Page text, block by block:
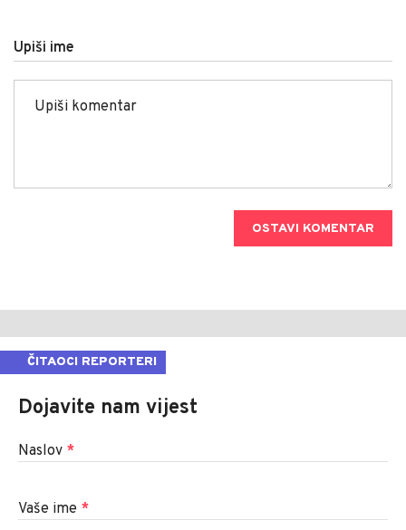
Upiši ime
OSTAVI KOMENTAR
ČITAOCI REPORTERI
Dojavite nam vijest
Naslov *
Vaše ime *